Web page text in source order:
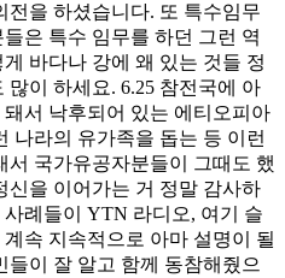
전을 하셨습니다. 또 특수임무
은 특수 임무를 하던 그런 역
바다나 강에 왜 있는 것들 정
이 하세요. 6.25 참전국에 아
서 낙후되어 있는 에티오피아
나라의 유가족을 돕는 등 이런
서 국가유공자분들이 그때도 했
신을 이어가는 거 정말 감사하
례들이 YTN 라디오, 여기 슬
속 지속적으로 아마 설명이 될
들이 잘 알고 함께 동참해줬으